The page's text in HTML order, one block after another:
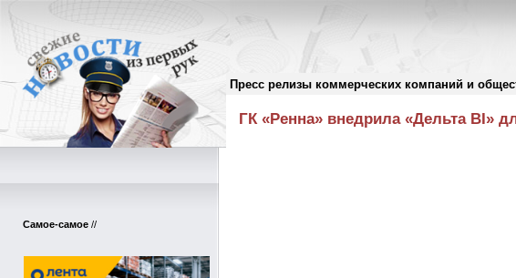
Пресс релизы коммерческих компаний и
Самое-самое //
Пресс-релизы//
ГК «Ренна» внедрила «Дельта BI»